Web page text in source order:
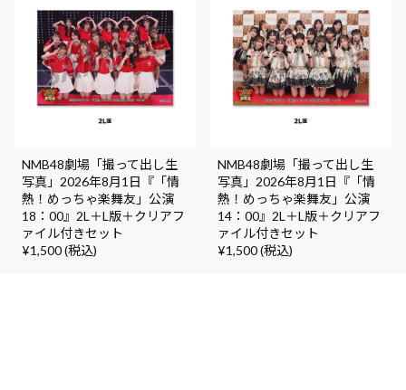
NMB48劇場「撮って出し生
写真」2026年8月1日『「情
熱！めっちゃ楽舞友」公演
18：00』2L＋L版＋クリアフ
ァイル付きセット
¥1,500 (税込)
NMB48劇場「撮って出し生
写真」2026年8月1日『「情
熱！めっちゃ楽舞友」公演
14：00』2L＋L版＋クリアフ
ァイル付きセット
¥1,500 (税込)